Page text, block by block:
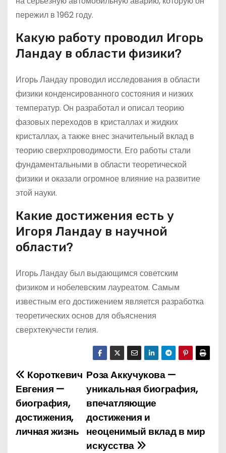
пережил в 1962 году.
Какую работу проводил Игорь
Ландау в области физики?
Игорь Ландау проводил исследования в области
физики конденсированного состояния и низких
температур. Он разработал и описал теорию
фазовых переходов в кристаллах и жидких
кристаллах, а также внес значительный вклад в
теорию сверхпроводимости. Его работы стали
фундаментальными в области теоретической
физики и оказали огромное влияние на развитие
этой науки.
Какие достижения есть у
Игоря Ландау в научной
области?
Игорь Ландау был выдающимся советским
физиком и нобелевским лауреатом. Самым
известным его достижением является разработка
теоретических основ для объяснения
сверхтекучести гелия.
Н
а
в
Роза Аккучукова —
уникальная биография,
впечатляющие
достижения и
неоценимый вклад в мир
искусства
Короткевич
Евгения —
биография,
достижения,
личная жизнь